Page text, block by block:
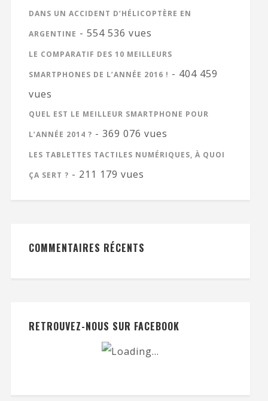
DANS UN ACCIDENT D’HÉLICOPTÈRE EN
ARGENTINE - 554 536 vues
LE COMPARATIF DES 10 MEILLEURS
SMARTPHONES DE L’ANNÉE 2016 ! - 404 459
vues
QUEL EST LE MEILLEUR SMARTPHONE POUR
L’ANNÉE 2014 ? - 369 076 vues
LES TABLETTES TACTILES NUMÉRIQUES, À QUOI
ÇA SERT ? - 211 179 vues
COMMENTAIRES RÉCENTS
RETROUVEZ-NOUS SUR FACEBOOK